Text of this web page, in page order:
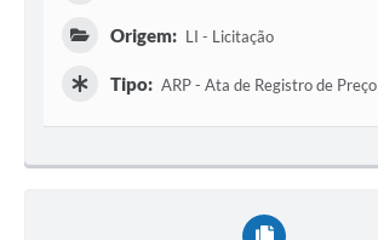
Origem: LI - Licitação
Tipo: ARP - Ata de Registro de Preço